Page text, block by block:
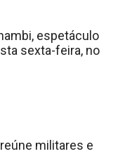
espetáculo
sexta-feira, no
militares e